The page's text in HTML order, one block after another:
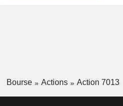
Bourse Actions Action 7013